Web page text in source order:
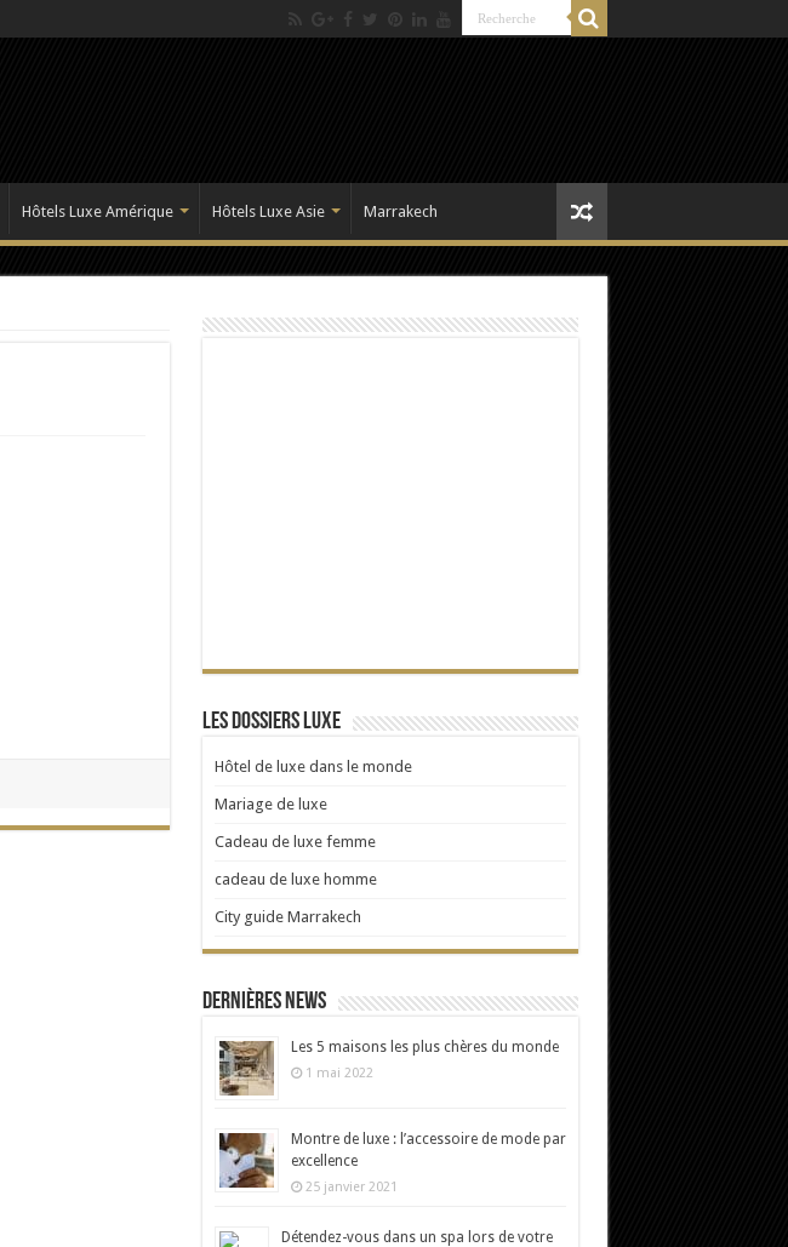
Hôtels Luxe Amérique Hôtels Luxe Asie Marrakech
Les dossiers Luxe
Hôtel de luxe dans le monde
Mariage de luxe
Cadeau de luxe femme
cadeau de luxe homme
City guide Marrakech
Dernières news
Les 5 maisons les plus chères du monde
1 mai 2022
Montre de luxe : l’accessoire de mode par
excellence
25 janvier 2021
Détendez-vous dans un spa lors de votre